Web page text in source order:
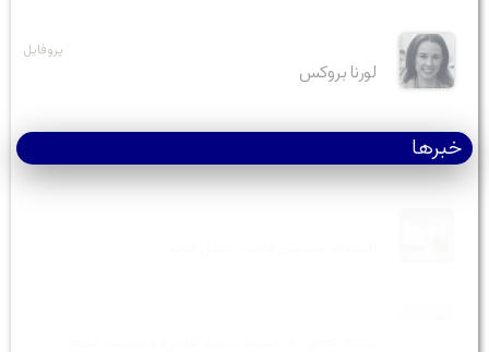
پروفایل
لورنا بروکس
خبرها